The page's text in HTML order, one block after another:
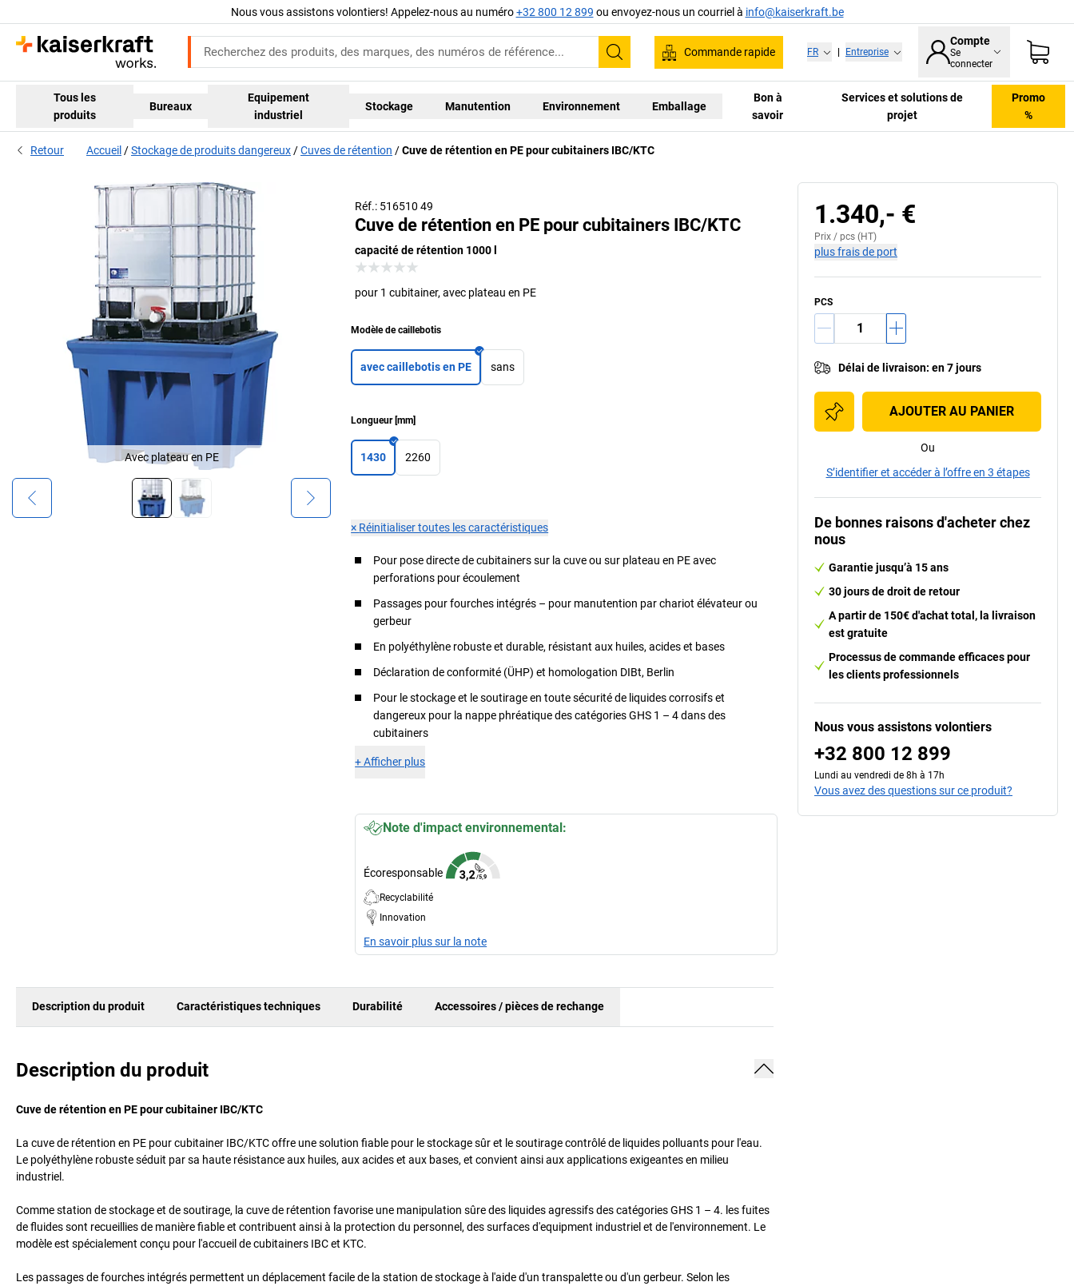
Nous vous assistons volontiers! Appelez-nous au numéro+32 800 12 899 ou envoyez-nous un courriel à info@kaiserkraft.be
Recherche
Commande rapide FR Entreprise
Compte
Se
connecter
Tous les
produits
Bureaux
Equipement
industriel
Stockage Manutention Environnement Emballage
Bon à
savoir
Services et solutions de
projet
Promo
%
Retour Accueil Stockage de produits dangereux Cuves de rétention Cuve de rétention en PE pour cubitainers IBC/KTC
Réf.: 516510 49
Cuve de rétention en PE pour cubitainers IBC/KTC
capacité de rétention 1000 l
pour 1 cubitainer, avec plateau en PE
Modèle de caillebotis
avec caillebotis en PE sans
Longueur[mm]
1430 2260
× Réinitialiser toutes les caractéristiques
Pour pose directe de cubitainers sur la cuve ou sur plateau en PE avec
perforations pour écoulement
Passages pour fourches intégrés – pour manutention par chariot élévateur ou
gerbeur
En polyéthylène robuste et durable, résistant aux huiles, acides et bases
Déclaration de conformité (ÜHP) et homologation DIBt, Berlin
Pour le stockage et le soutirage en toute sécurité de liquides corrosifs et
dangereux pour la nappe phréatique des catégories GHS 1 – 4 dans des
cubitainers
+Afficher plus
Note d'impact environnemental:
Écoresponsable
Recyclabilité
Innovation
En savoir plus sur la note
Avec plateau en PE
Description du produit Caractéristiques techniques Durabilité Accessoires / pièces de rechange
Description du produit
Cuve de rétention en PE pour cubitainer IBC/KTC
La cuve de rétention en PE pour cubitainer IBC/KTC offre une solution fiable pour le stockage sûr et le soutirage contrôlé de liquides polluants pour l'eau.
Le polyéthylène robuste séduit par sa haute résistance aux huiles, aux acides et aux bases, et convient ainsi aux applications exigeantes en milieu
industriel.
Comme station de stockage et de soutirage, la cuve de rétention favorise une manipulation sûre des liquides agressifs des catégories GHS 1 – 4. les fuites
de fluides sont recueillies de manière fiable et contribuent ainsi à la protection du personnel, des surfaces d'equipment industriel et de l'environnement. Le
modèle est spécialement conçu pour l'accueil de cubitainers IBC et KTC.
Les passages de fourches intégrés permettent un déplacement facile de la station de stockage à l'aide d'un transpalette ou d'un gerbeur. Selon les
1.340,- €
Prix / pcs (HT)
plus frais de port
PCS
Délai de livraison: en 7 jours
AJOUTER AU PANIER
Ou
S’identifier et accéder à l’offre en 3 étapes
De bonnes raisons d'acheter chez
nous
Garantie jusqu’à 15 ans
30 jours de droit de retour
A partir de 150€ d'achat total, la livraison
est gratuite
Processus de commande efficaces pour
les clients professionnels
Nous vous assistons volontiers
+32 800 12 899
Lundi au vendredi de 8h à 17h
Vous avez des questions sur ce produit?